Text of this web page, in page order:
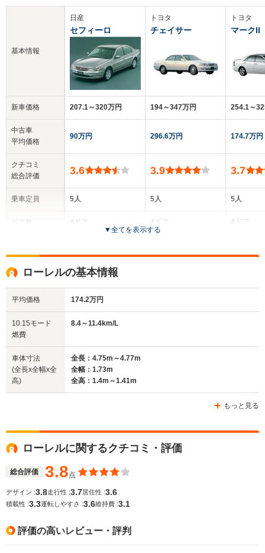
基本情報
新車価格
中古車
平均価格
クチコミ
総合評価
乗車定員
ドア数
サイズ
(全長x全幅x全高)
WLTCモード
燃費
排気量
駆動方式
日産
セフィーロ
207.1～320万円
90万円
3.6
5人
4ドア
全高
1.78m
全長
ホイールベース
-m
-
1995～2495cc
FF
トヨタ
チェイサー
194～347万円
296.6万円
3.9
5人
4ドア
全高
1.76m
トヨタ
マークII
254.1～
174.7万円
3.7
5人
4ドア
全高
▼全てを表示する
ローレルの基本情報
平均価格 174.2万円
10.15モード
燃費
8.4～11.4km/L
車体寸法
(全長x全幅x全
高)
全長：4.75m～4.77m
全幅：1.73m
全高：1.4m～1.41m
もっと見る
ローレルに関するクチコミ・評価
総合評価 3.8点
デザイン :3.8走行性 :3.7居住性 :3.6
積載性 :3.3運転しやすさ :3.6維持費 :3.1
評価の高いレビュー・評判